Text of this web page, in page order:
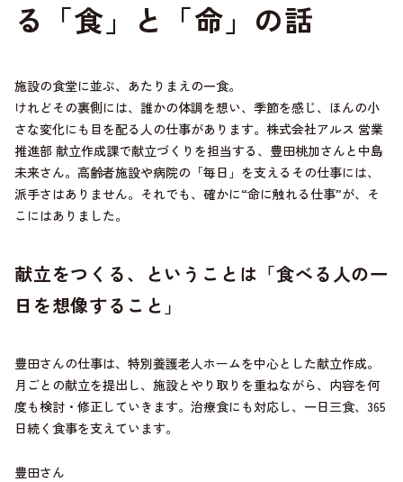
る「食」と「命」の話
施設の食堂に並ぶ、あたりまえの一食。
けれどその裏側には、誰かの体調を想い、季節を感じ、ほんの小
さな変化にも目を配る人の仕事があります。株式会社アルス 営業
推進部 献立作成課で献立づくりを担当する、豊田桃加さんと中島
未来さん。高齢者施設や病院の「毎日」を支えるその仕事には、
派手さはありません。それでも、確かに“命に触れる仕事”が、そ
こにはありました。
献立をつくる、ということは「食べる人の一
日を想像すること」
豊田さんの仕事は、特別養護老人ホームを中心とした献立作成。
月ごとの献立を提出し、施設とやり取りを重ねながら、内容を何
度も検討・修正していきます。治療食にも対応し、一日三食、365
日続く食事を支えています。
豊田さん